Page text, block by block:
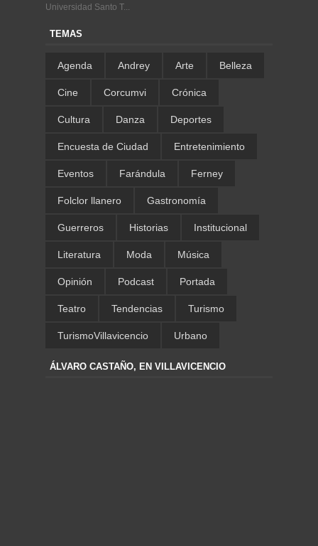
Universidad Santo T...
TEMAS
Agenda Andrey Arte Belleza
Cine Corcumvi Crónica
Cultura Danza Deportes
Encuesta de Ciudad Entretenimiento
Eventos Farándula Ferney
Folclor llanero Gastronomía
Guerreros Historias Institucional
Literatura Moda Música
Opinión Podcast Portada
Teatro Tendencias Turismo
TurismoVillavicencio Urbano
ÁLVARO CASTAÑO, EN VILLAVICENCIO